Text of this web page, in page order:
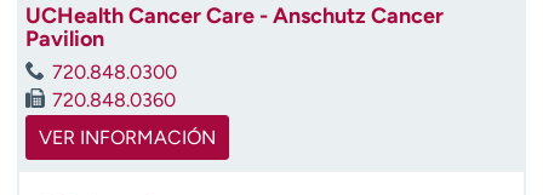
UCHealth Cancer Care - Anschutz Cancer
Pavilion
720.848.0300
720.848.0360
VER INFORMACIÓN